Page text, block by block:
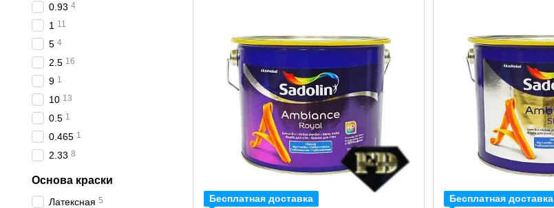
Бесплатная доставка Бесплатная доставка
0.93 4
1 11
5 4
2.5 16
9 1
10 13
0.5 1
0.465 1
2.33 8
Основа краски
Латексная 5